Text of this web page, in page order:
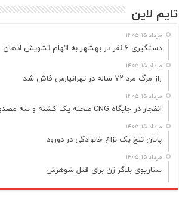
تایم لاین
مرداد ۱۵, ۱۴۰۵
دستگیری ۶ نفر در بهشهر به اتهام تشویش اذهان عمومی
مرداد ۱۵, ۱۴۰۵
راز مرگ مرد ۷۲ ساله در تهرانپارس فاش شد
مرداد ۱۵, ۱۴۰۵
انفجار در جایگاه CNG صحنه یک کشته و سه مصدوم برجا گذاشت
مرداد ۱۵, ۱۴۰۵
پایان تلخ یک نزاع خانوادگی در دورود
مرداد ۱۵, ۱۴۰۵
سناریوی بلاگر زن برای قتل شوهرش